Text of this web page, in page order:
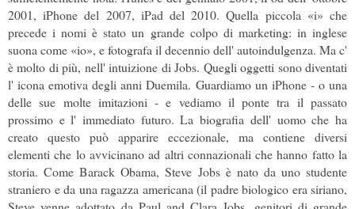
2001, iPhone del 2007, iPad del 2010. Quella piccola «i» che
precede i nomi è stato un grande colpo di marketing: in inglese
suona come «io», e fotografa il decennio dell' autoindulgenza. Ma c'
è molto di più, nell' intuizione di Jobs. Quegli oggetti sono diventati
l' icona emotiva degli anni Duemila. Guardiamo un iPhone - o una
delle sue molte imitazioni - e vediamo il ponte tra il passato
prossimo e l' immediato futuro. La biografia dell' uomo che ha
creato questo può apparire eccezionale, ma contiene diversi
elementi che lo avvicinano ad altri connazionali che hanno fatto la
storia. Come Barack Obama, Steve Jobs è nato da uno studente
straniero e da una ragazza americana (il padre biologico era siriano,